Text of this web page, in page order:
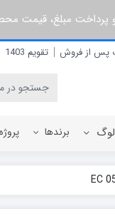
و پرداخت مبلغ، قیمت
پس از فروش تقویم 1403
برندها